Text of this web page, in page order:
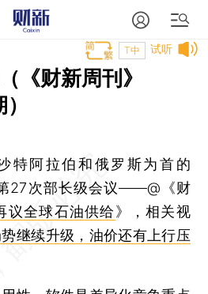
试听
T中
《财新周刊》
阿拉伯和俄罗斯为首的
27次部长级会议——@《财
议全球石油供给》，相关视
继续升级，油价还有上行压